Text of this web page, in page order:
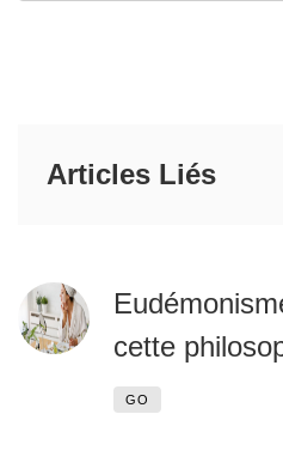
Articles Liés
cette
GO